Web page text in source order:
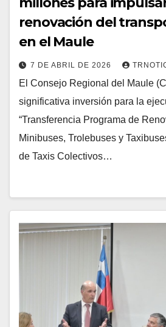
renovación del
en el Maule
7 DE ABRIL DE 2026
El Consejo Regional del Maule
significativa inversión para la
“Transferencia Programa de
Minibuses, Trolebuses y
de Taxis Colectivos…